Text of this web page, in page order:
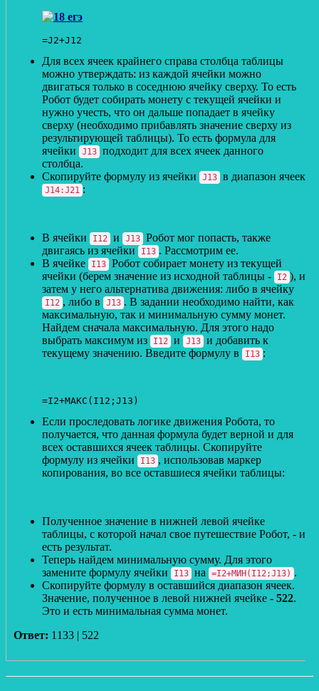
=J2+J12
Для всех ячеек крайнего справа столбца таблицы
можно утверждать: из каждой ячейки можно
двигаться только в соседнюю ячейку сверху. То есть
Робот будет собирать монету с текущей ячейки и
нужно учесть, что он дальше попадает в ячейку
сверху (необходимо прибавлять значение сверху из
результирующей таблицы). То есть формула для
ячейки
J13 подходит для всех ячеек данного
столбца.
Скопируйте формулу из ячейки
J13 в диапазон ячеек
J14:J21 :
В ячейки I12 и J13 Робот мог попасть, также
двигаясь из ячейки
I13 . Рассмотрим ее.
В ячейке
I13 Робот собирает монету из текущей
ячейки (берем значение из исходной таблицы -
I2 ), и
затем у него альтернатива движения: либо в ячейку
I12 , либо в J13 . В задании необходимо найти, как
максимальную, так и минимальную сумму монет.
Найдем сначала максимальную. Для этого надо
выбрать максимум из
I12 и J13 и добавить к
текущему значению. Введите формулу в
I13 :
=I2+МАКС(I12;J13)
Если проследовать логике движения Робота, то
получается, что данная формула будет верной и для
всех оставшихся ячеек таблицы. Скопируйте
формулу из ячейки
I13 , использовав маркер
копирования, во все оставшиеся ячейки таблицы:
Полученное значение в нижней левой ячейке
таблицы, с которой начал свое путешествие Робот, - и
есть результат.
Теперь найдем минимальную сумму. Для этого
замените формулу ячейки
I13 на =I2+МИН(I12;J13) .
Скопируйте формулу в оставшийся диапазон ячеек.
Значение, полученное в левой нижней ячейке - 522.
Это и есть минимальная сумма монет.
Ответ: 1133 | 522